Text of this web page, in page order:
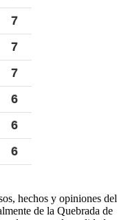
hechos y opiniones del
de la Quebrada de